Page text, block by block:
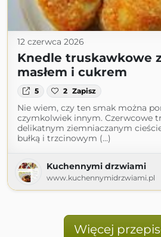
12 czerwca 2026
Knedle truskawkowe
masłem i cukrem
5 2 Zapisz
Nie wiem, czy ten smak można
czymkolwiek innym. Czerwcowe
delikatnym ziemniaczanym
bułką i trzcinowym (...)
Kuchennymi drzwiami
www.kuchennymidrzwiami.pl
Więcej